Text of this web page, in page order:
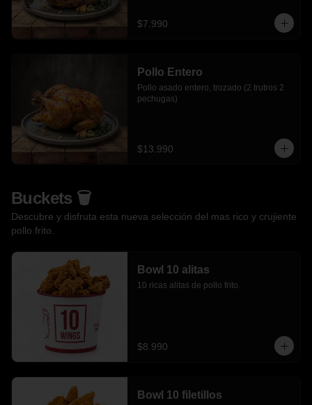
$7.990
Pollo Entero
Pollo asado entero, trozado (2 trutros 2
pechugas)
$13.990
Buckets 🗑️
Descubre y disfruta esta nueva selección del mas rico y crujiente
pollo frito.
Bowl 10 alitas
10 ricas alitas de pollo frito.
$8.990
Bowl 10 filetillos